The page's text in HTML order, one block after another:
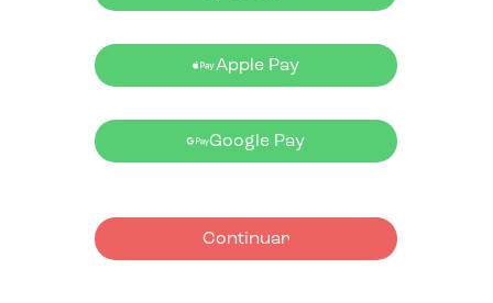
Apple Pay
Google Pay
Continuar